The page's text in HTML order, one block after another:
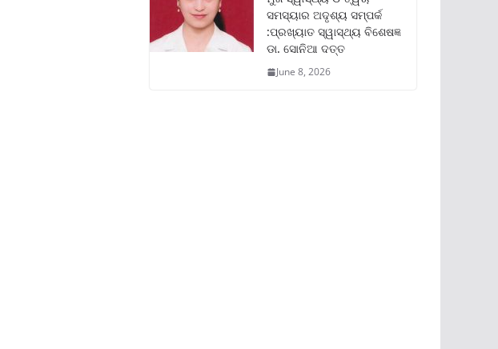
ସମସ୍ୟାର ଅଦୃଶ୍ୟ ସମ୍ପର୍କ
:ପ୍ରଖ୍ୟାତ ସ୍ୱାସ୍ଥ୍ୟ ବିଶେଷଜ୍ଞ
ଡା. ସୋନିଆ ଦତ୍ତ
June 8, 2026